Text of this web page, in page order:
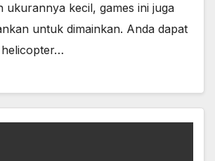
ukurannya kecil, games ini juga
untuk dimainkan. Anda dapat
helicopter…